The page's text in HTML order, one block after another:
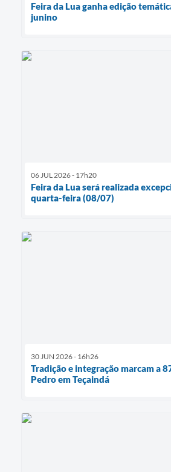
Feira da Lua ganha edição
junino
06 JUL 2026 - 17h20
Feira da Lua será realizada
quarta-feira (08/07)
30 JUN 2026 - 16h26
Tradição e integração marcam a
Pedro em Teçaindá